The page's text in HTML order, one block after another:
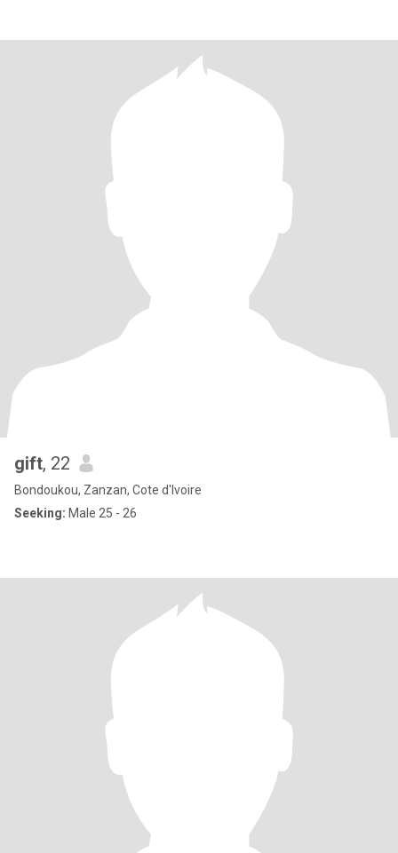
gift, 22
Bondoukou, Zanzan, Cote d'Ivoire
Seeking: Male 25 - 26